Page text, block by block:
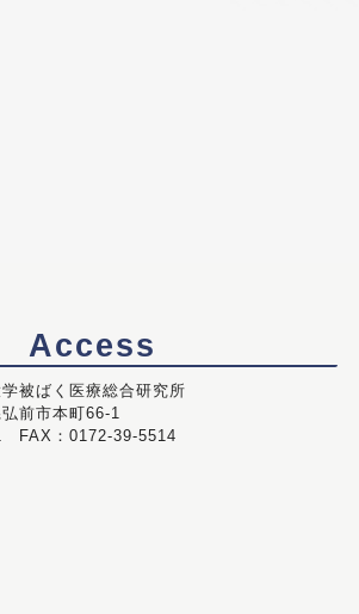
Access
被ばく医療総合研究所
前市本町66-1
FAX：0172-39-5514